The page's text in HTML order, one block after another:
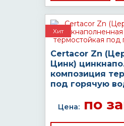
Хит
Certacor Zn
Цинк)
композиция
под горячую
Цена:по